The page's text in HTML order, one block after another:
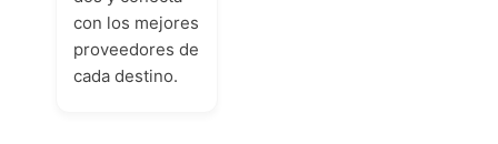
con los mejores
proveedores de
cada destino.